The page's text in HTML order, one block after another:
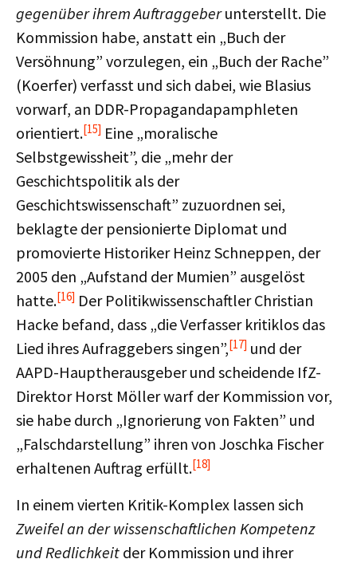
gegenüber ihrem Auftraggeberunterstellt. Die
Kommission habe, anstatt ein „Buch der
Versöhnung” vorzulegen, ein „Buch der Rache”
(Koerfer) verfasst und sich dabei, wie Blasius
vorwarf, an DDR-Propagandapamphleten
orientiert.[15] Eine „moralische
Selbstgewissheit”, die „mehr der
Geschichtspolitik als der
Geschichtswissenschaft” zuzuordnen sei,
beklagte der pensionierte Diplomat und
promovierte Historiker Heinz Schneppen, der
2005 den „Aufstand der Mumien” ausgelöst
hatte.[16] Der Politikwissenschaftler Christian
Hacke befand, dass „die Verfasser kritiklos das
Lied ihres Aufraggebers singen”,[17] und der
AAPD-Hauptherausgeber und scheidende IfZ-
Direktor Horst Möller warf der Kommission vor,
sie habe durch „Ignorierung von Fakten” und
„Falschdarstellung” ihren von Joschka Fischer
erhaltenen Auftrag erfüllt.[18]
In einem vierten Kritik-Komplex lassen sich
Zweifel an der wissenschaftlichen Kompetenz
und Redlichkeit der Kommission und ihrer